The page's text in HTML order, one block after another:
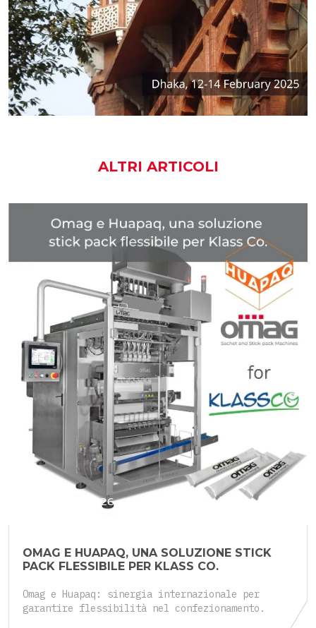
ALTRI ARTICOLI
25 Maggio 2026
OMAG E HUAPAQ, UNA SOLUZIONE STICK
PACK FLESSIBILE PER KLASS CO.
Omag e Huapaq: sinergia internazionale per
garantire flessibilità nel confezionamento.